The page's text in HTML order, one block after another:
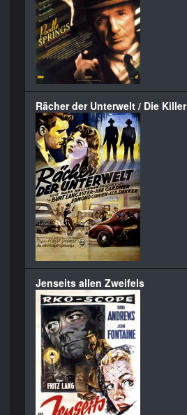
Rächer der Unterwelt / Die Killer
Jenseits allen Zweifels